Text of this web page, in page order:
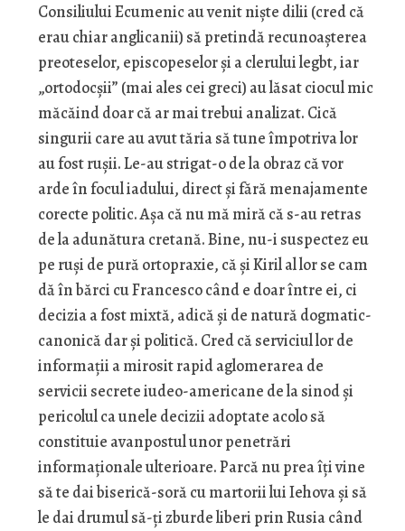
Consiliului Ecumenic au venit niște dilii (cred că
erau chiar anglicanii) să pretindă recunoașterea
preoteselor, episcopeselor și a clerului legbt, iar
„ortodocșii” (mai ales cei greci) au lăsat ciocul mic
măcăind doar că ar mai trebui analizat. Cică
singurii care au avut tăria să tune împotriva lor
au fost rușii. Le-au strigat-o de la obraz că vor
arde în focul iadului, direct și fără menajamente
corecte politic. Așa că nu mă miră că s-au retras
de la adunătura cretană. Bine, nu-i suspectez eu
pe ruși de pură ortopraxie, că și Kiril al lor se cam
dă în bărci cu Francesco când e doar între ei, ci
decizia a fost mixtă, adică și de natură dogmatic-
canonică dar și politică. Cred că serviciul lor de
informații a mirosit rapid aglomerarea de
servicii secrete iudeo-americane de la sinod și
pericolul ca unele decizii adoptate acolo să
constituie avanpostul unor penetrări
informaționale ulterioare. Parcă nu prea îți vine
să te dai biserică-soră cu martorii lui Iehova și să
le dai drumul să-ți zburde liberi prin Rusia când